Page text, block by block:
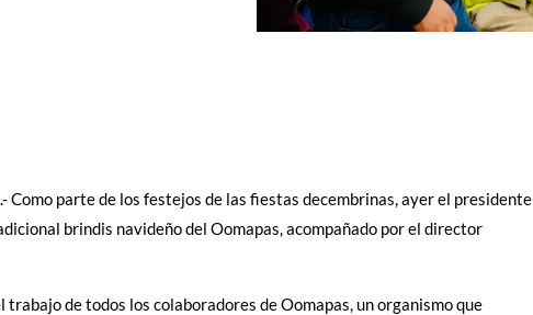
Como parte de los festejos de las fiestas decembrinas, ayer el presidente
brindis navideño del Oomapas, acompañado por el director
de todos los colaboradores de Oomapas, un organismo que